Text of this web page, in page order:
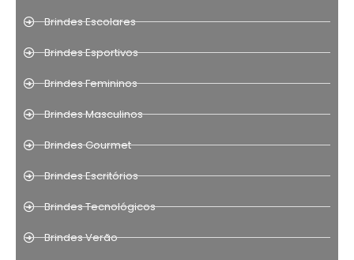
Brindes Escolares
Brindes Esportivos
Brindes Femininos
Brindes Masculinos
Brindes Gourmet
Brindes Escritórios
Brindes Tecnológicos
Brindes Verão